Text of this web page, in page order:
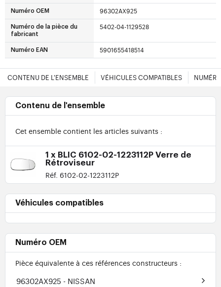
Numéro OEM 96302AX925
Numéro de la pièce du
fabricant
5402-04-1129528
Numéro EAN 5901655418514
CONTENU DE L'ENSEMBLE VÉHICULES COMPATIBLES
Contenu de l'ensemble
Cet ensemble contient les articles suivants :
1 x BLIC 6102-02-1223112P Verre de
Rétroviseur
Réf. 6102-02-1223112P
Véhicules compatibles
Numéro OEM
Pièce équivalente à ces références constructeurs :
96302AX925 - NISSAN